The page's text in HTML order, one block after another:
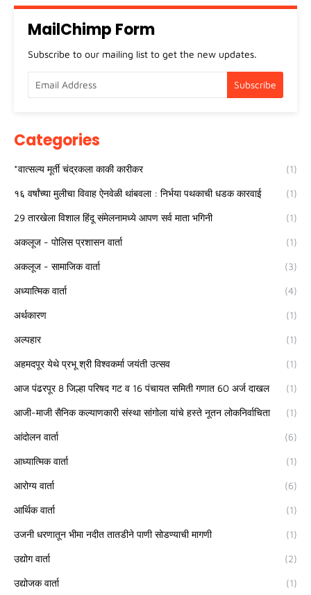
MailChimp Form
Subscribe to our mailing list to get the new updates.
Categories
*वात्सल्य मूर्ती चंद्रकला काकी कारीकर (1)
१६ वर्षांच्या मुलीचा विवाह ऐनवेळी थांबवला : निर्भया पथकाची धडक कारवाई (1)
29 तारखेला विशाल हिंदू संमेलनामध्ये आपण सर्व माता भगिनी (1)
अकलूज - पोलिस प्रशासन वार्ता (1)
अकलूज - सामाजिक वार्ता (3)
अध्यात्मिक वार्ता (4)
अर्थकारण (1)
अल्पहार (1)
अहमदपूर येथे प्रभू श्री विश्वकर्मा जयंती उत्सव (1)
आज पंढरपूर 8 जिल्हा परिषद गट व 16 पंचायत समिती गणात 60 अर्ज दाखल (1)
आजी-माजी सैनिक कल्याणकारी संस्था सांगोला यांचे हस्ते नूतन लोकनिर्वाचिता (1)
आंदोलन वार्ता (6)
आध्यात्मिक वार्ता (1)
आरोग्य वार्ता (6)
आर्थिक वार्ता (1)
उजनी धरणातून भीमा नदीत तातडीने पाणी सोडण्याची मागणी (1)
उद्योग वार्ता (2)
उद्योजक वार्ता (1)